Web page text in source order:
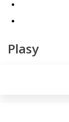
Plasy